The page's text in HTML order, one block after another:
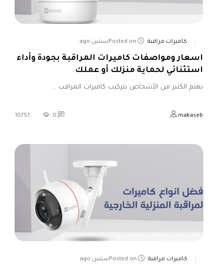
كاميرات مراقبة Posted onسنتين ago
اسعار ومواصفات كاميرات المراقبة بجودة وأداء
استثنائي لحماية منزلك أو عملك
يهتم الكثير من الأشخاص بتركيب كاميرات المراقب ..
makaseb
0
10751
كاميرات مراقبة Posted onسنتين ago